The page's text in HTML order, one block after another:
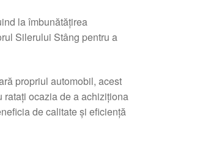
la îmbunătățirea
Silerului Stâng pentru a
propriul automobil, acest
ratați ocazia de a achiziționa
de calitate și eficiență